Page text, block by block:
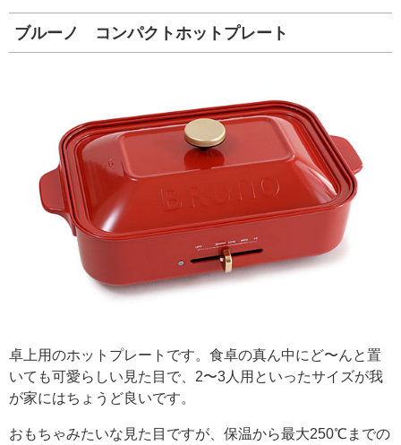
ブルーノ コンパクトホットプレート
卓上用のホットプレートです。食卓の真ん中にど〜んと置
いても可愛らしい見た目で、2〜3人用といったサイズが我
が家にはちょうど良いです。
おもちゃみたいな見た目ですが、保温から最大250℃までの